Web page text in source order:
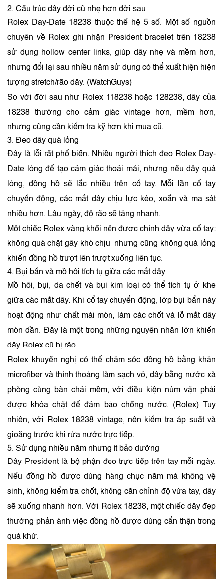
2. Cấu trúc dây đời cũ nhẹ hơn đời sau
Rolex Day-Date 18238 thuộc thế hệ 5 số. Một số nguồn
chuyên về Rolex ghi nhận President bracelet trên 18238
sử dụng hollow center links, giúp dây nhẹ và mềm hơn,
nhưng đổi lại sau nhiều năm sử dụng có thể xuất hiện hiện
tượng stretch/rão dây. (WatchGuys)
So với đời sau như Rolex 118238 hoặc 128238, dây của
18238 thường cho cảm giác vintage hơn, mềm hơn,
nhưng cũng cần kiểm tra kỹ hơn khi mua cũ.
3. Đeo dây quá lỏng
Đây là lỗi rất phổ biến. Nhiều người thích đeo Rolex Day-
Date lỏng để tạo cảm giác thoải mái, nhưng nếu dây quá
lỏng, đồng hồ sẽ lắc nhiều trên cổ tay. Mỗi lần cổ tay
chuyển động, các mắt dây chịu lực kéo, xoắn và ma sát
nhiều hơn. Lâu ngày, độ rão sẽ tăng nhanh.
Một chiếc Rolex vàng khối nên được chỉnh dây vừa cổ tay:
không quá chặt gây khó chịu, nhưng cũng không quá lỏng
khiến đồng hồ trượt lên trượt xuống liên tục.
4. Bụi bẩn và mồ hôi tích tụ giữa các mắt dây
Mồ hôi, bụi, da chết và bụi kim loại có thể tích tụ ở khe
giữa các mắt dây. Khi cổ tay chuyển động, lớp bụi bẩn này
hoạt động như chất mài mòn, làm các chốt và lỗ mắt dây
mòn dần. Đây là một trong những nguyên nhân lớn khiến
dây Rolex cũ bị rão.
Rolex khuyến nghị có thể chăm sóc đồng hồ bằng khăn
microfiber và thỉnh thoảng làm sạch vỏ, dây bằng nước xà
phòng cùng bàn chải mềm, với điều kiện núm vặn phải
được khóa chặt để đảm bảo chống nước. ( Rolex) Tuy
nhiên, với Rolex 18238 vintage, nên kiểm tra áp suất và
gioăng trước khi rửa nước trực tiếp.
5. Sử dụng nhiều năm nhưng ít bảo dưỡng
Dây President là bộ phận đeo trực tiếp trên tay mỗi ngày.
Nếu đồng hồ được dùng hàng chục năm mà không vệ
sinh, không kiểm tra chốt, không căn chỉnh độ vừa tay, dây
sẽ xuống nhanh hơn. Với Rolex 18238, một chiếc dây đẹp
thường phản ánh việc đồng hồ được dùng cẩn thận trong
quá khứ.